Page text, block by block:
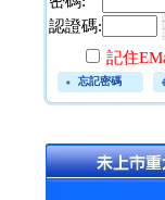
認證碼:
記住
忘記密碼